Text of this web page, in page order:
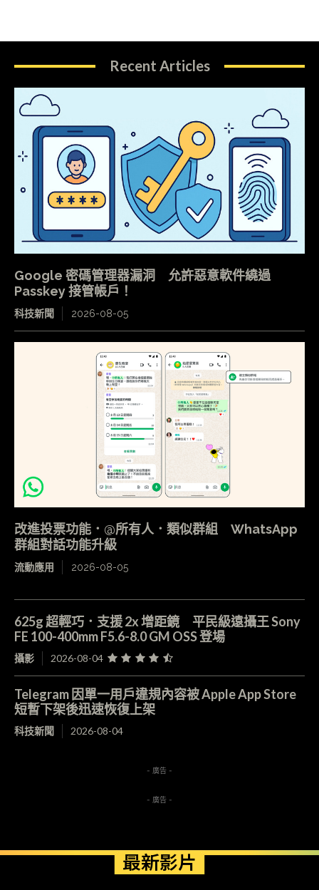
Recent Articles
Google 密碼管理器漏洞 允許惡意軟件繞過
Passkey 接管帳戶！
科技新聞 2026-08-05
改進投票功能．@所有人．類似群組 WhatsApp
群組對話功能升級
流動應用 2026-08-05
625g 超輕巧．支援 2x 增距鏡 平民級遠攝王 Sony
FE 100-400mm F5.6-8.0 GM OSS 登場
攝影 2026-08-04
Telegram 因單一用戶違規內容被 Apple App Store
短暫下架後迅速恢復上架
科技新聞 2026-08-04
- 廣告 -
- 廣告 -
最新影片